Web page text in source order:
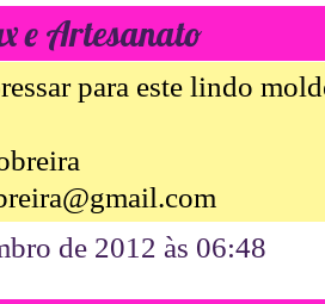
e Artesanato
para este lindo
de 2012 às 06:48